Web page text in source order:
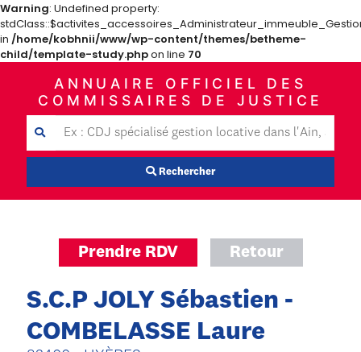
Warning: Undefined property:
in /home/kobhnii/www/wp-content/themes/betheme-
child/template-study.phpon line 70
ANNUAIRE OFFICIEL DES
COMMISSAIRES DE JUSTICE
Rechercher
S.C.P JOLY Sébastien -
COMBELASSE Laure
Prendre RDV Retour